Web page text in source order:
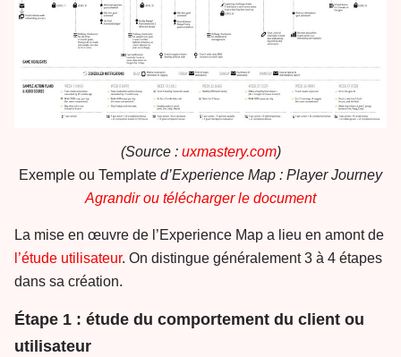
(Source : uxmastery.com)
Exemple ou Template d’Experience Map : Player Journey
Agrandir ou télécharger le document
La mise en œuvre de l’Experience Map a lieu en amont de
l’étude utilisateur. On distingue généralement 3 à 4 étapes
dans sa création.
Étape 1 : étude du comportement du client ou
utilisateur